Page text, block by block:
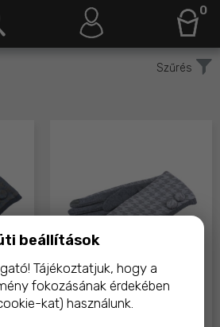
0
Szűrés
SIXTIES női kesztyű -
szürke
beállítások
Tájékoztatjuk, hogy a
fokozásának érdekében
kat) használunk.